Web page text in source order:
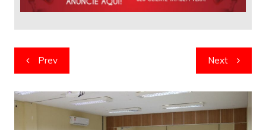
Navegação
de
artigos
Prev Next